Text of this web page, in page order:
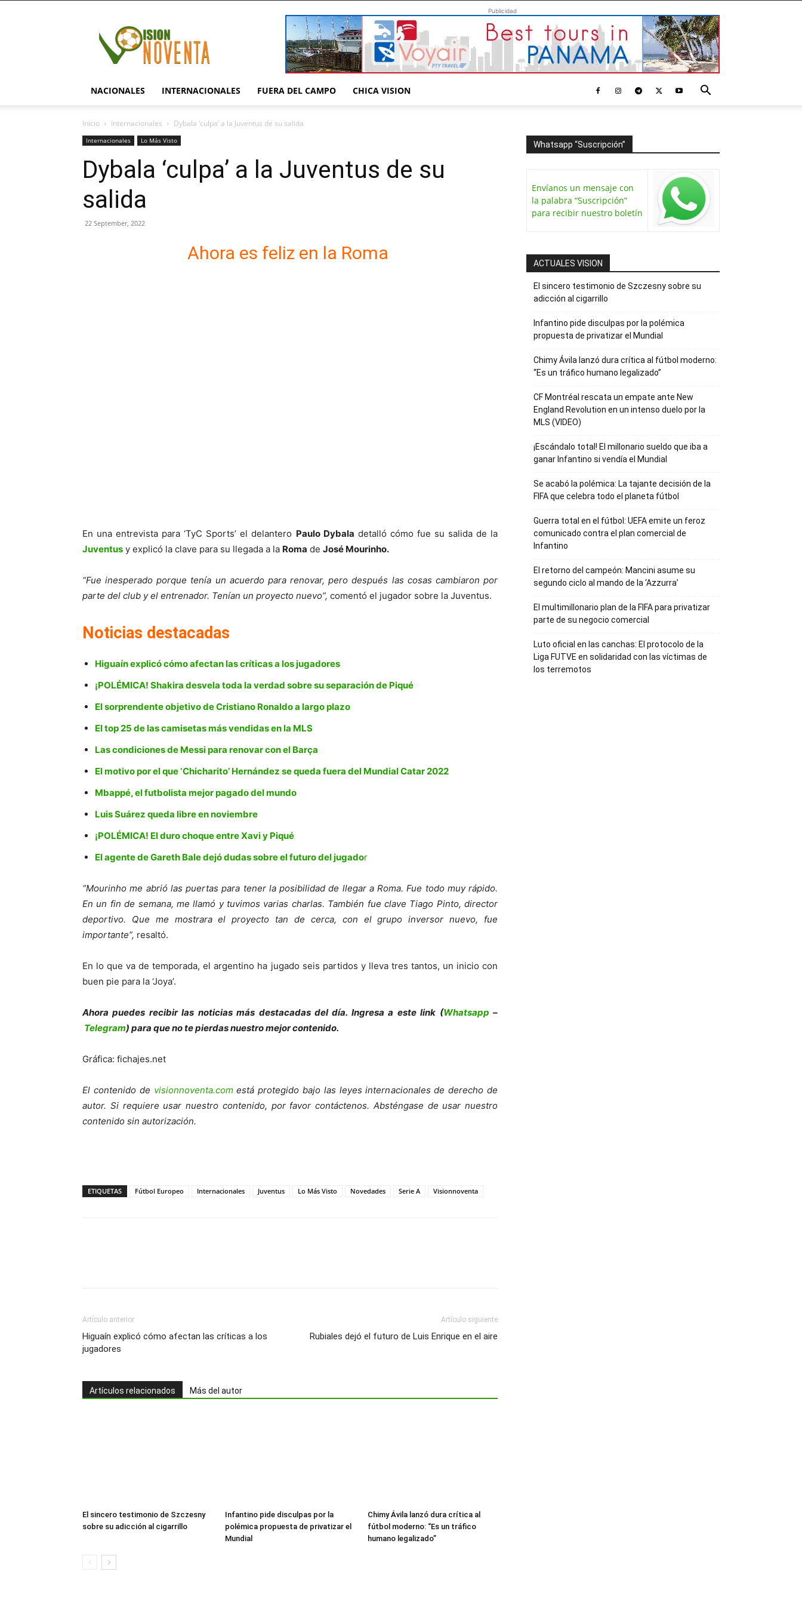
Publicidad
NACIONALES INTERNACIONALES FUERA DEL CAMPO CHICA VISION
Inicio Internacionales Dybala ‘culpa’ a la Juventus de su salida
Internacionales Lo Más Visto
Dybala ‘culpa’ a la Juventus de su
salida
22 September, 2022
Ahora es feliz en la Roma
En una entrevista para ‘TyC Sports’ el delantero Paulo Dybala detalló cómo fue su salida de la
Juventus y explicó la clave para su llegada a la Roma de José Mourinho.
“Fue inesperado porque tenía un acuerdo para renovar, pero después las cosas cambiaron por
parte del club y el entrenador. Tenían un proyecto nuevo”, comentó el jugador sobre la Juventus.
Noticias destacadas
Higuaín explicó cómo afectan las críticas a los jugadores
¡POLÉMICA! Shakira desvela toda la verdad sobre su separación de Piqué
El sorprendente objetivo de Cristiano Ronaldo a largo plazo
El top 25 de las camisetas más vendidas en la MLS
Las condiciones de Messi para renovar con el Barça
El motivo por el que ‘Chicharito’ Hernández se queda fuera del Mundial Catar 2022
Mbappé, el futbolista mejor pagado del mundo
Luis Suárez queda libre en noviembre
¡POLÉMICA! El duro choque entre Xavi y Piqué
El agente de Gareth Bale dejó dudas sobre el futuro del jugador
“Mourinho me abrió las puertas para tener la posibilidad de llegar a Roma. Fue todo muy rápido.
En un fin de semana, me llamó y tuvimos varias charlas. También fue clave Tiago Pinto, director
deportivo. Que me mostrara el proyecto tan de cerca, con el grupo inversor nuevo, fue
importante”, resaltó.
En lo que va de temporada, el argentino ha jugado seis partidos y lleva tres tantos, un inicio con
buen pie para la ‘Joya’.
Ahora puedes recibir las noticias más destacadas del día. Ingresa a este link (Whatsapp –
Telegram) para que no te pierdas nuestro mejor contenido.
Gráfica: fichajes.net
El contenido de visionnoventa.comestá protegido bajo las leyes internacionales de derecho de
autor. Si requiere usar nuestro contenido, por favor contáctenos. Absténgase de usar nuestro
contenido sin autorización.
ETIQUETAS Fútbol Europeo Internacionales Juventus Lo Más Visto Novedades Serie A Visionnoventa
Artículo anterior
Higuaín explicó cómo afectan las críticas a los
jugadores
Artículo siguiente
Rubiales dejó el futuro de Luis Enrique en el aire
Artículos relacionados Más del autor
El sincero testimonio de Szczesny
sobre su adicción al cigarrillo
Infantino pide disculpas por la
polémica propuesta de privatizar el
Mundial
Chimy Ávila lanzó dura crítica al
fútbol moderno: “Es un tráfico
humano legalizado”
Whatsapp “Suscripción”
Envíanos un mensaje con
la palabra “Suscripción”
para recibir nuestro boletín
ACTUALES VISION
El sincero testimonio de Szczesny sobre su
adicción al cigarrillo
Infantino pide disculpas por la polémica
propuesta de privatizar el Mundial
Chimy Ávila lanzó dura crítica al fútbol moderno:
“Es un tráfico humano legalizado”
CF Montréal rescata un empate ante New
England Revolution en un intenso duelo por la
MLS (VIDEO)
¡Escándalo total! El millonario sueldo que iba a
ganar Infantino si vendía el Mundial
Se acabó la polémica: La tajante decisión de la
FIFA que celebra todo el planeta fútbol
Guerra total en el fútbol: UEFA emite un feroz
comunicado contra el plan comercial de
Infantino
El retorno del campeón: Mancini asume su
segundo ciclo al mando de la ‘Azzurra’
El multimillonario plan de la FIFA para privatizar
parte de su negocio comercial
Luto oficial en las canchas: El protocolo de la
Liga FUTVE en solidaridad con las víctimas de
los terremotos